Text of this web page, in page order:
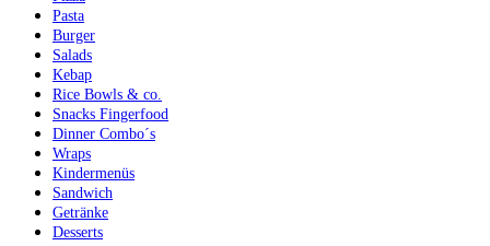
Pasta
Burger
Salads
Kebap
Rice Bowls & co.
Snacks Fingerfood
Dinner Combo´s
Wraps
Kindermenüs
Sandwich
Getränke
Desserts